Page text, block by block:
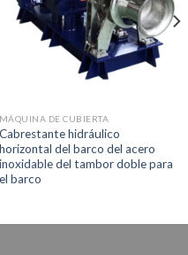
MÁQUINA DE CUBIERTA
Cabrestante hidráulico
horizontal del barco del acero
inoxidable del tambor doble para
el barco